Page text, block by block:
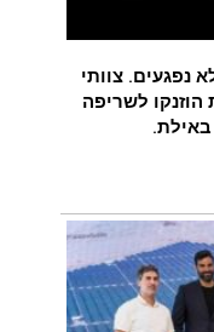
נפגעים. צוותי
הוזנקו לשריפה